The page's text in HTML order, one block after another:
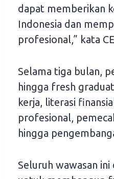
dapat memberikan
Indonesia dan
profesional,” kata
Selama tiga bulan,
hingga fresh
kerja, literasi
profesional,
hingga
Seluruh wawasan